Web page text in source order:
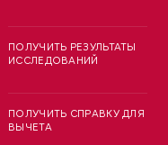
ПОЛУЧИТЬ РЕЗУЛЬТАТЫ
ИССЛЕДОВАНИЙ
ПОЛУЧИТЬ СПРАВКУ ДЛЯ
ВЫЧЕТА